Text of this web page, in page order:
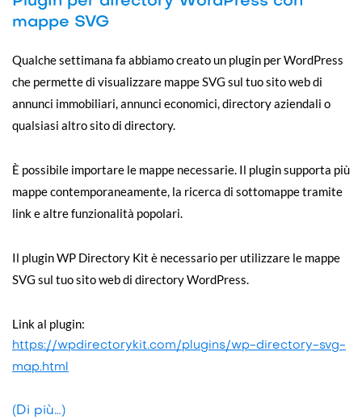
mappe SVG
Qualche settimana fa abbiamo creato un plugin per WordPress
che permette di visualizzare mappe SVG sul tuo sito web di
annunci immobiliari, annunci economici, directory aziendali o
qualsiasi altro sito di directory.
È possibile importare le mappe necessarie. Il plugin supporta più
mappe contemporaneamente, la ricerca di sottomappe tramite
link e altre funzionalità popolari.
Il plugin WP Directory Kit è necessario per utilizzare le mappe
SVG sul tuo sito web di directory WordPress.
Link al plugin:
https://wpdirectorykit.com/plugins/wp-directory-svg-
map.html
(Di più…)